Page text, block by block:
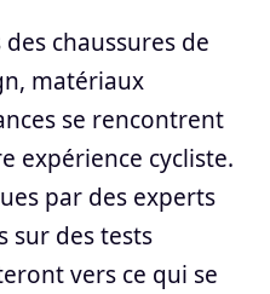
chaussures de
matériaux
se rencontrent
expérience cycliste.
par des experts
sur des tests
vers ce qui se